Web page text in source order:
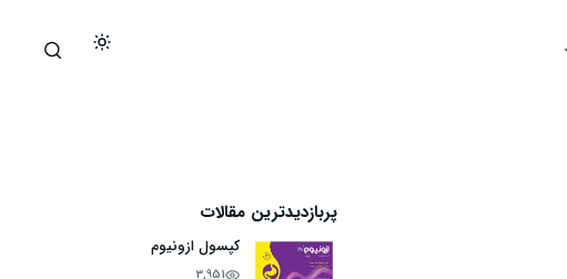
پربازدیدترین مقالات
کپسول ازونیوم